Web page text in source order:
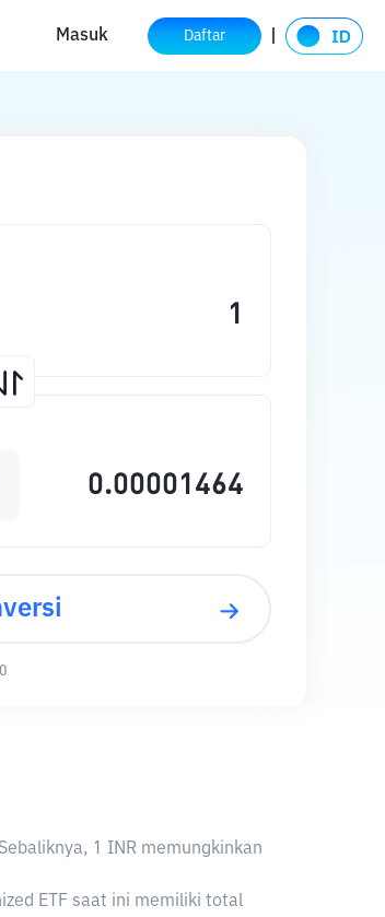
Masuk Daftar
1 INR memungkinkan
ETF saat ini memiliki total